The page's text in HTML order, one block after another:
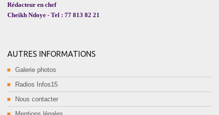
Rédacteur en chef
Cheikh Ndoye - Tel : 77 813 82 21
AUTRES INFORMATIONS
Galerie photos
Radios Infos15
Nous contacter